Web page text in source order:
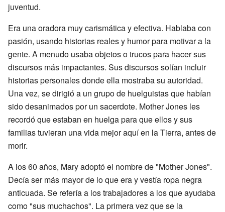
juventud.
Era una oradora muy carismática y efectiva. Hablaba con
pasión, usando historias reales y humor para motivar a la
gente. A menudo usaba objetos o trucos para hacer sus
discursos más impactantes. Sus discursos solían incluir
historias personales donde ella mostraba su autoridad.
Una vez, se dirigió a un grupo de huelguistas que habían
sido desanimados por un sacerdote. Mother Jones les
recordó que estaban en huelga para que ellos y sus
familias tuvieran una vida mejor aquí en la Tierra, antes de
morir.
A los 60 años, Mary adoptó el nombre de "Mother Jones".
Decía ser más mayor de lo que era y vestía ropa negra
anticuada. Se refería a los trabajadores a los que ayudaba
como "sus muchachos". La primera vez que se la